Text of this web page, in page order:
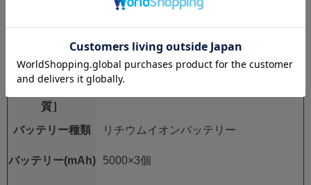
充電電源(V) AC100orDC12orソーラー充電
作業時高さ(mm) 870～2,100 ※1
質］
バッテリー種類 リチウムイオンバッテリー
バッテリー(mAh) 5000×3個